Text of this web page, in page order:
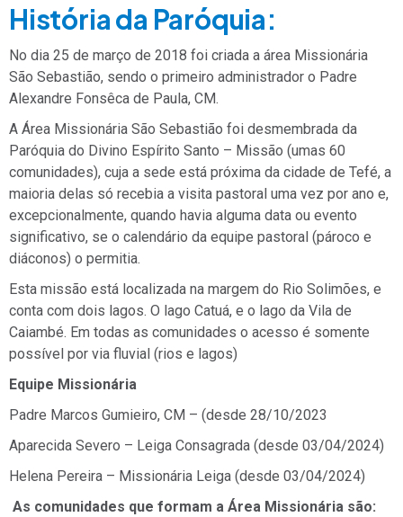
História da Paróquia:
No dia 25 de março de 2018 foi criada a área Missionária
São Sebastião, sendo o primeiro administrador o Padre
Alexandre Fonsêca de Paula, CM.
A Área Missionária São Sebastião foi desmembrada da
Paróquia do Divino Espírito Santo – Missão (umas 60
comunidades), cuja a sede está próxima da cidade de Tefé, a
maioria delas só recebia a visita pastoral uma vez por ano e,
excepcionalmente, quando havia alguma data ou evento
significativo, se o calendário da equipe pastoral (pároco e
diáconos) o permitia.
Esta missão está localizada na margem do Rio Solimões, e
conta com dois lagos. O lago Catuá, e o lago da Vila de
Caiambé. Em todas as comunidades o acesso é somente
possível por via fluvial (rios e lagos)
Equipe Missionária
Padre Marcos Gumieiro, CM – (desde 28/10/2023
Aparecida Severo – Leiga Consagrada (desde 03/04/2024)
Helena Pereira – Missionária Leiga (desde 03/04/2024)
As comunidades que formam a Área Missionária são: